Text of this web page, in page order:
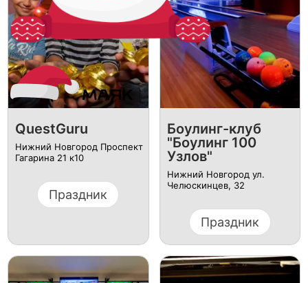
QuestGuru
Нижний Новгород Проспект
Гагарина 21 к10
Праздник
Боулинг-клуб
"Боулинг 100
Узлов"
Нижний Новгород ул.
Челюскинцев, 32
Праздник